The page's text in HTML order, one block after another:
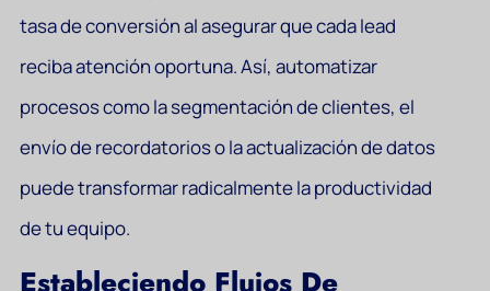
tasa de conversión al asegurar que cada lead
reciba atención oportuna. Así, automatizar
procesos como la segmentación de clientes, el
envío de recordatorios o la actualización de datos
puede transformar radicalmente la productividad
de tu equipo.